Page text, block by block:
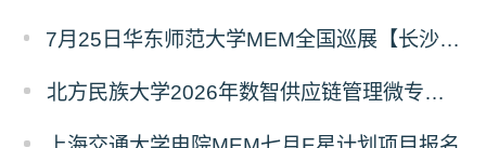
7月25日华东师范大学MEM全国巡展【长沙站】开启，欢迎报考！
北方民族大学2026年数智供应链管理微专业招生简章